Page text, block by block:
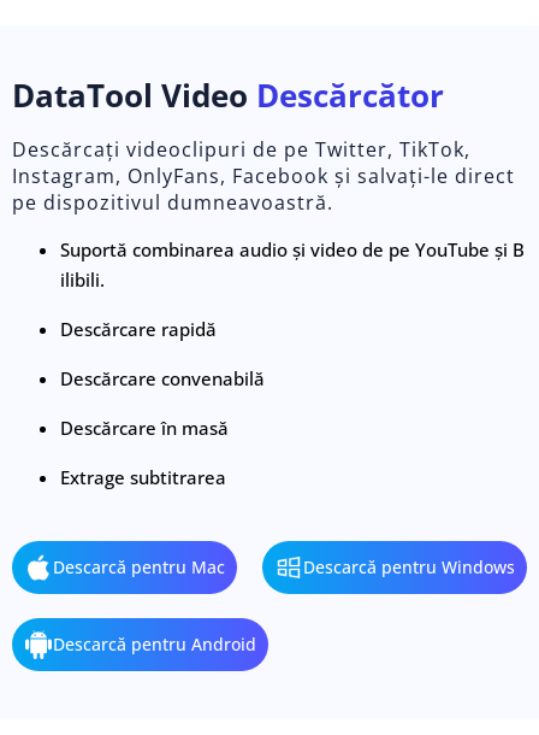
DataTool Video Descărcător
Descărcați videoclipuri de pe Twitter, TikTok,
Instagram, OnlyFans, Facebook și salvați-le direct
pe dispozitivul dumneavoastră.
Suportă combinarea audio și video de pe YouTube și B
ilibili.
Descărcare rapidă
Descărcare convenabilă
Descărcare în masă
Extrage subtitrarea
Descarcă pentru Mac Descarcă pentru Windows
Descarcă pentru Android